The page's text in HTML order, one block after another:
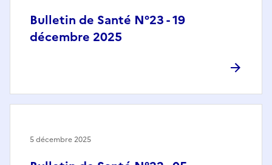
Bulletin de Santé N°23 - 19
décembre 2025
5 décembre 2025